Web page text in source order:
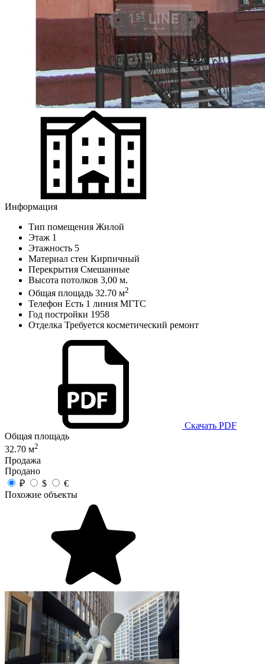
Информация
Тип помещения Жилой
Этаж 1
Этажность 5
Материал стен Кирпичный
Перекрытия Смешанные
Высота потолков 3,00 м.
Общая площадь 32.70 м2
Телефон Есть 1 линия МГТС
Год постройки 1958
Отделка Требуется косметический ремонт
Скачать PDF
Общая площадь
32.70 м2
Продажа
Продано
₽
$
€
Похожие объекты